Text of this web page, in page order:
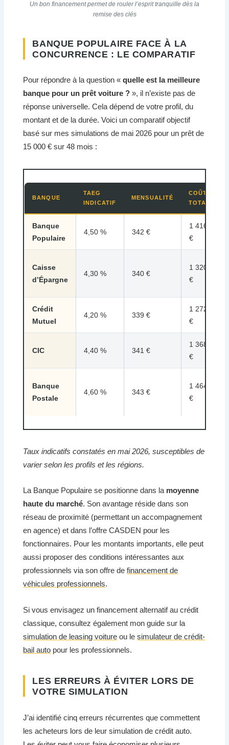
Un bon financement permet de rouler l’esprit tranquille dès la
remise des clés
BANQUE POPULAIRE FACE À LA
CONCURRENCE : LE COMPARATIF
Pour répondre à la question «quelle est la meilleure
banque pour un prêt voiture ? », il n’existe pas de
réponse universelle. Cela dépend de votre profil, du
montant et de la durée. Voici un comparatif objectif
basé sur mes simulations de mai 2026 pour un prêt de
15 000 € sur 48 mois :
BANQUE
TAEG
INDICATIF
MENSUALITÉ
COÛT
TOTAL
Banque
Populaire
4,50 % 342 €
1 416
€
Caisse
d’Épargne
4,30 % 340 €
1 320
€
Crédit
Mutuel
4,20 % 339 €
1 272
€
CIC 4,40 % 341 €
1 368
€
Banque
Postale
4,60 % 343 €
1 464
€
Taux indicatifs constatés en mai 2026, susceptibles de
varier selon les profils et les régions.
La Banque Populaire se positionne dans la moyenne
haute du marché. Son avantage réside dans son
réseau de proximité (permettant un accompagnement
en agence) et dans l’offre CASDEN pour les
fonctionnaires. Pour les montants importants, elle peut
aussi proposer des conditions intéressantes aux
professionnels via son offre definancement de
véhicules professionnels.
Si vous envisagez un financement alternatif au crédit
classique, consultez également mon guide sur la
simulation de leasing voiture ou lesimulateur de crédit-
bail auto pour les professionnels.
LES ERREURS À ÉVITER LORS DE
VOTRE SIMULATION
J’ai identifié cinq erreurs récurrentes que commettent
les acheteurs lors de leur simulation de crédit auto.